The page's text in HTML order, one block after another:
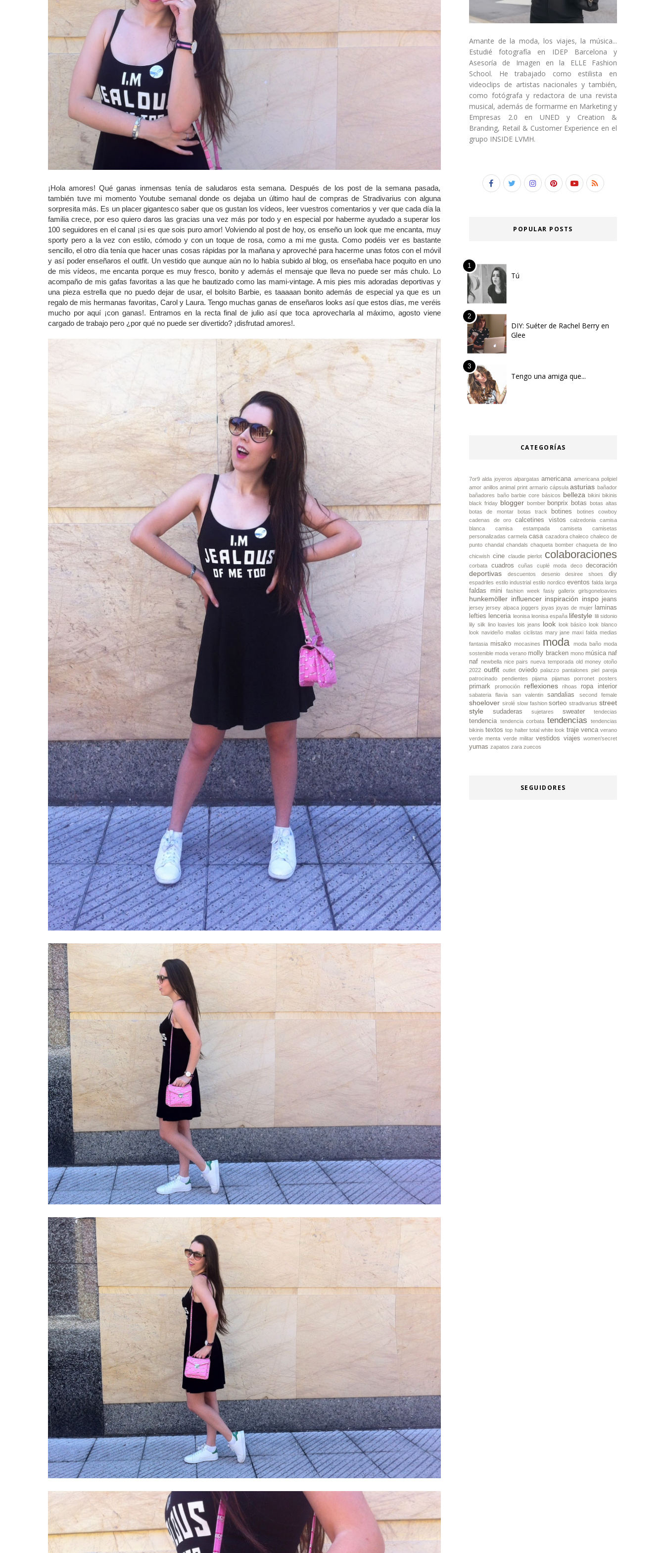
¡Hola amores! Qué ganas inmensas tenía de saludaros esta semana. Después de los post de la semana pasada,
también tuve mi momento Youtube semanal donde os dejaba un último haul de compras de Stradivarius con alguna
sorpresita más. Es un placer gigantesco saber que os gustan los vídeos, leer vuestros comentarios y ver que cada día la
familia crece, por eso quiero daros las gracias una vez más por todo y en especial por haberme ayudado a superar los
100 seguidores en el canal ¡si es que sois puro amor! Volviendo al post de hoy, os enseño un look que me encanta, muy
sporty pero a la vez con estilo, cómodo y con un toque de rosa, como a mi me gusta. Como podéis ver es bastante
sencillo, el otro día tenía que hacer unas cosas rápidas por la mañana y aproveché para hacerme unas fotos con el móvil
y así poder enseñaros el outfit. Un vestido que aunque aún no lo había subido al blog, os enseñaba hace poquito en uno
de mis vídeos, me encanta porque es muy fresco, bonito y además el mensaje que lleva no puede ser más chulo. Lo
acompaño de mis gafas favoritas a las que he bautizado como las mami-vintage. A mis pies mis adoradas deportivas y
una pieza estrella que no puedo dejar de usar, el bolsito Barbie, es taaaaan bonito además de especial ya que es un
regalo de mis hermanas favoritas, Carol y Laura. Tengo muchas ganas de enseñaros looks así que estos días, me veréis
mucho por aquí ¡con ganas!. Entramos en la recta final de julio así que toca aprovecharla al máximo, agosto viene
cargado de trabajo pero ¿por qué no puede ser divertido? ¡disfrutad amores!.
Amante de la moda, los viajes, la música...
Estudié fotografía en IDEP Barcelona y
Asesoría de Imagen en la ELLE Fashion
School. He trabajado como estilista en
videoclips de artistas nacionales y también,
como fotógrafa y redactora de una revista
musical, además de formarme en Marketing y
Empresas 2.0 en UNED y Creation &
Branding, Retail & Customer Experience en el
grupo INSIDE LVMH.
POPULAR POSTS
Tú
DIY: Suéter de Rachel Berry en
Glee
Tengo una amiga que...
CATEGORÍAS
7or9 alda joyeros alpargatas americana americana polipiel
amor anillos animal print armario cápsula asturias bañador
bañadores baño barbie core básicos belleza bikini bikinis
black friday blogger bomber bonprix botas botas altas
botas de montar
botas track botines
botines cowboy
cadenas de oro
calcetines vistos calzedonia
camisa
blanca
camisa estampada camiseta
camisetas
personalizadas carmela casa cazadora chaleco chaleco de
punto chandal chandals chaqueta bomber chaqueta de lino
chicwish cine claudie pierlot colaboraciones
corbata cuadros cuñas cuplé moda deco decoración
deportivas descuentos desenio desiree shoes diy
espadriles estilo industrial estilo nordico eventos falda larga
faldas mini fashion week fasiy gallerix girlsgoneloavies
hunkemöller influencer inspiración inspo jeans
jersey jersey alpaca joggers joyas joyas de mujer
laminas
lefties lenceria leonisa leonisa españa lifestyle lili sidonio
lily silk lino loavies lois jeans look look básico look blanco
look navideño mallas ciclistas mary jane maxi falda medias
fantasia misako mocasines moda moda baño moda
sostenible moda verano molly bracken mono música naf
naf newbella nice pairs nueva temporada old money otoño
2022 outfit outlet oviedo palazzo pantalones piel pareja
patrocinado
pendientes pijama pijamas porronet posters
primark promoción reflexiones rihoas ropa interior
sabateria flavia san valentin sandalias second female
shoelover sirolé slow fashion sorteo stradivarius street
style
sudaderas sujetares sweater tendecias
tendencia tendencia corbata tendencias
tendencias
bikinis textos top halter total white look traje venca verano
verde menta verde militar vestidos viajes women'secret
yumas zapatos zara zuecos
SEGUIDORES